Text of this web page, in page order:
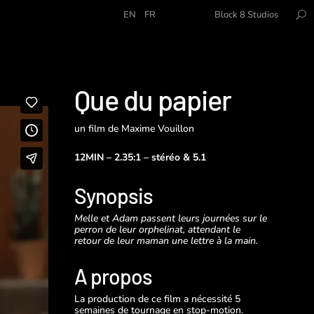
EN FR Block 8 Studios
Que du papier
un film de Maxime Vouillon
12MIN – 2.35:1 – stéréo & 5.1
Synopsis
Melle et Adam passent leurs journées sur le
perron de leur orphelinat, attendant le
retour de leur maman une lettre à la main.
A propos
La production de ce film a nécessité 5
semaines de tournage en stop-motion.